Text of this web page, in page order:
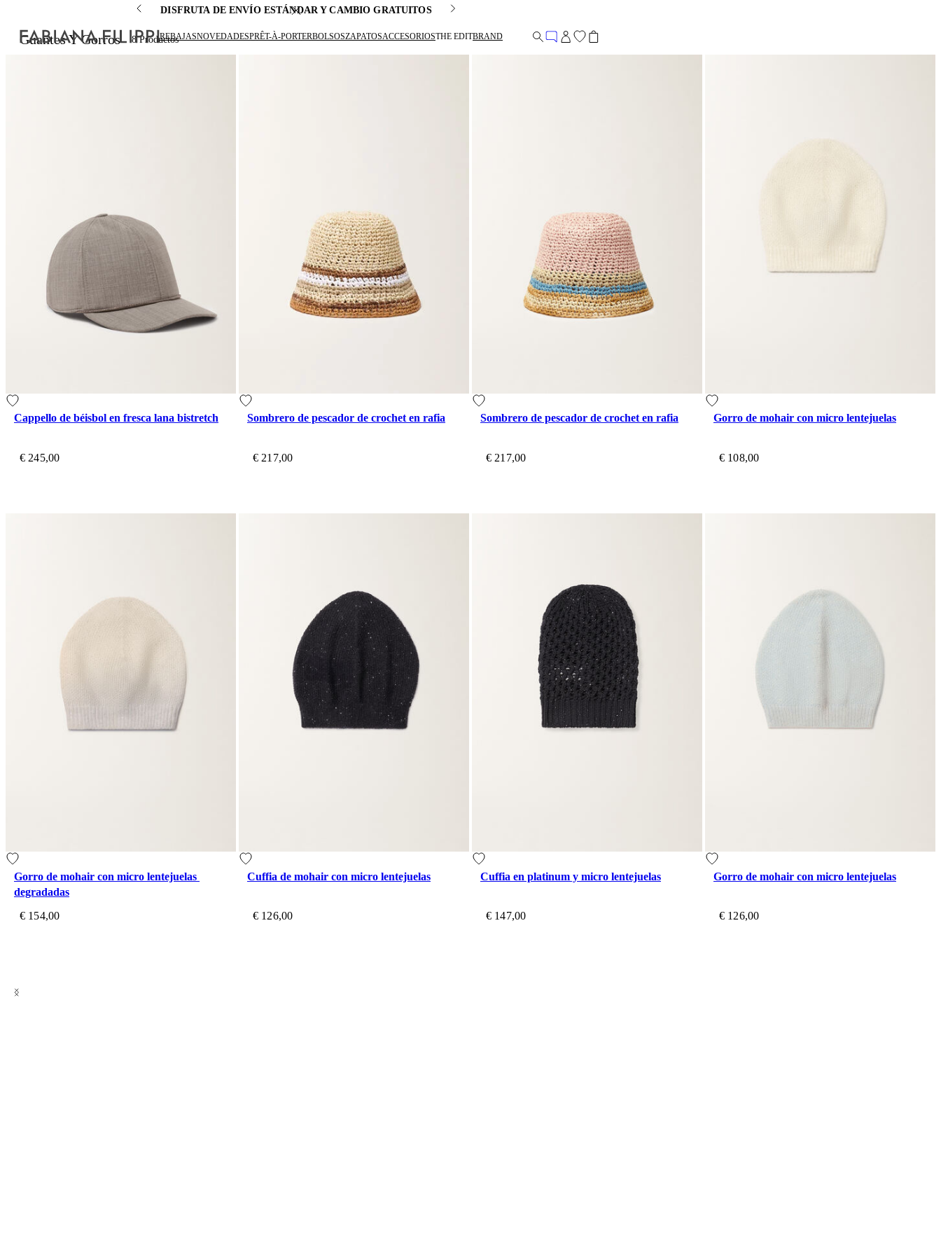
DISFRUTA DE ENVÍO ESTÁNDAR Y CAMBIO GRATUITOS
REBAJASNOVEDADESPRÊT-À-PORTERBOLSOSZAPATOSACCESORIOSTHE EDITBRAND
Guantes Y Gorros 8 Productos
Cappello de béisbol en fresca lana bistretch
€ 245,00
Sombrero de pescador de crochet en rafia
€ 217,00
Sombrero de pescador de crochet en rafia
€ 217,00
Gorro de mohair con micro lentejuelas
€ 108,00
Gorro de mohair con micro lentejuelas
degradadas
€ 154,00
Cuffia de mohair con micro lentejuelas
€ 126,00
Cuffia en platinum y micro lentejuelas
€ 147,00
Gorro de mohair con micro lentejuelas
€ 126,00